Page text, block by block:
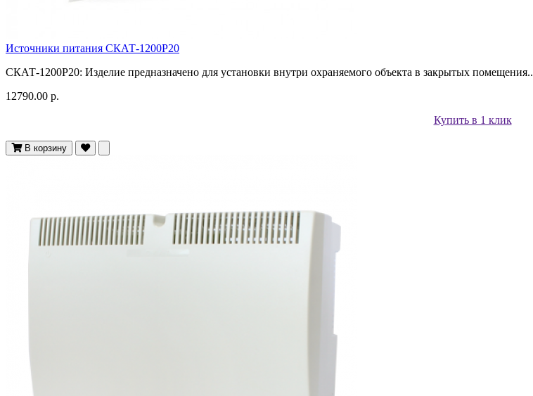
Источники питания СКАТ-1200Р20
СКАТ-1200Р20: Изделие предназначено для установки внутри охраняемого объекта в закрытых помещения..
12790.00 р.
Купить в 1 клик
В корзину